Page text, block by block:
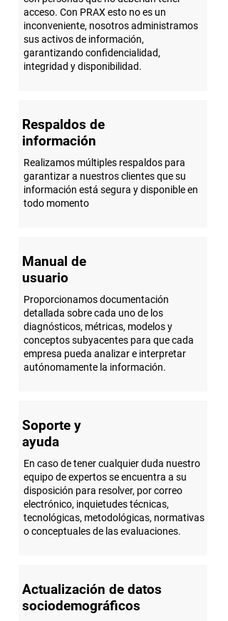
acceso. Con PRAX esto no es un
inconveniente, nosotros administramos
sus activos de información,
garantizando confidencialidad,
integridad y disponibilidad.
Respaldos de
información
Realizamos múltiples respaldos para
garantizar a nuestros clientes que su
información está segura y disponible en
todo momento
Manual de
usuario
Proporcionamos documentación
detallada sobre cada uno de los
diagnósticos, métricas, modelos y
conceptos subyacentes para que cada
empresa pueda analizar e interpretar
autónomamente la información.
Soporte y
ayuda
En caso de tener cualquier duda nuestro
equipo de expertos se encuentra a su
disposición para resolver, por correo
electrónico, inquietudes técnicas,
tecnológicas, metodológicas, normativas
o conceptuales de las evaluaciones.
Actualización de datos
sociodemográficos